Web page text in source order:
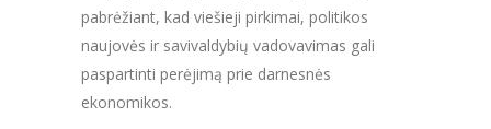
pabrėžiant, kad viešieji pirkimai, politikos
naujovės ir savivaldybių vadovavimas gali
paspartinti perėjimą prie darnesnės
ekonomikos.